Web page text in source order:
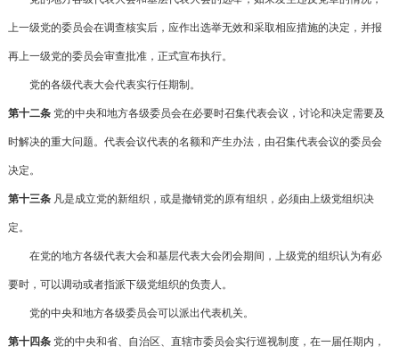
上一级党的委员会在调查核实后，应作出选举无效和采取相应措施的决定，并报
再上一级党的委员会审查批准，正式宣布执行。
党的各级代表大会代表实行任期制。
第十二条 党的中央和地方各级委员会在必要时召集代表会议，讨论和决定需要及
时解决的重大问题。代表会议代表的名额和产生办法，由召集代表会议的委员会
决定。
第十三条 凡是成立党的新组织，或是撤销党的原有组织，必须由上级党组织决
定。
在党的地方各级代表大会和基层代表大会闭会期间，上级党的组织认为有必
要时，可以调动或者指派下级党组织的负责人。
党的中央和地方各级委员会可以派出代表机关。
第十四条 党的中央和省、自治区、直辖市委员会实行巡视制度，在一届任期内，